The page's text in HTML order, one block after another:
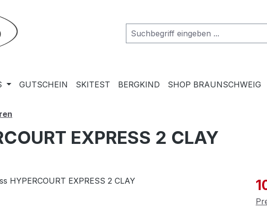
GUTSCHEIN SKITEST BERGKIND SHOP BRAUNSCHWEIG
EXPRESS 2 CLAY